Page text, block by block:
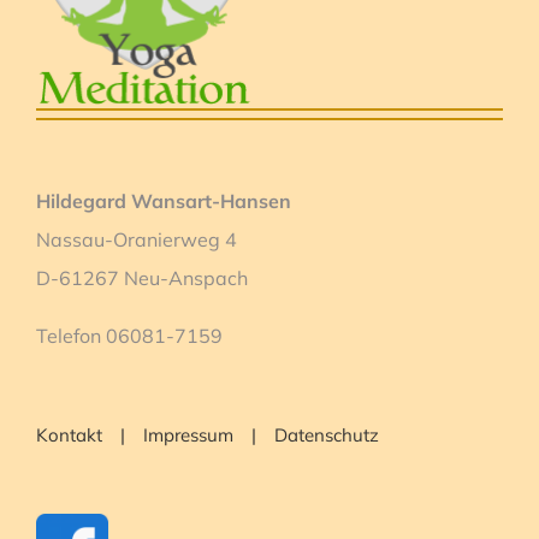
Hildegard Wansart-Hansen
Nassau-Oranierweg 4
D-61267 Neu-Anspach
Telefon 06081-7159
Kontakt Impressum Datenschutz